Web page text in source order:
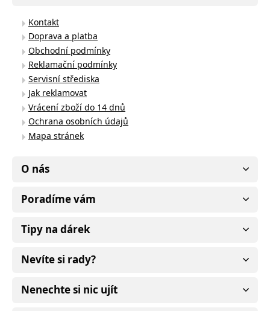
Kontakt
Doprava a platba
Obchodní podmínky
Reklamační podmínky
Servisní střediska
Jak reklamovat
Vrácení zboží do 14 dnů
Ochrana osobních údajů
Mapa stránek
O nás
Poradíme vám
Tipy na dárek
Nevíte si rady?
Nenechte si nic ujít